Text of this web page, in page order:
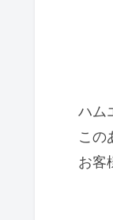
ハム
この
お客